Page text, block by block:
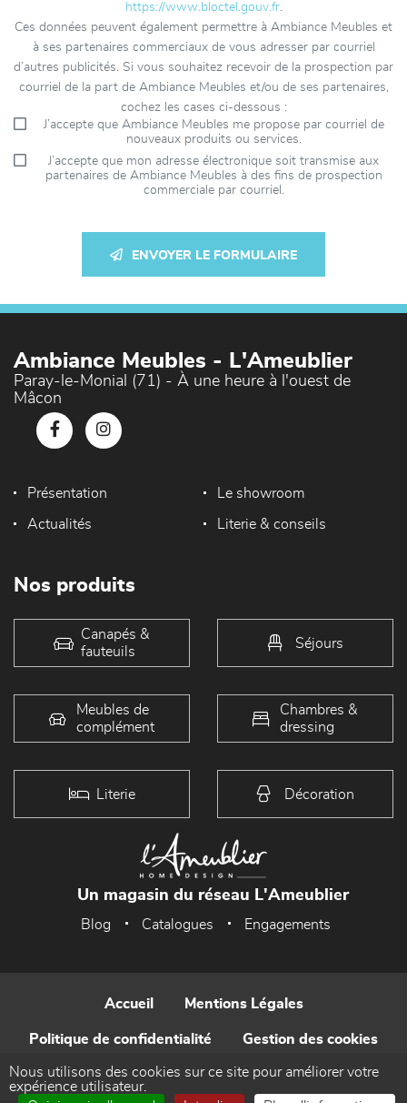
https://www.bloctel.gouv.fr.
Ces données peuvent également permettre à Ambiance Meubles et
à ses partenaires commerciaux de vous adresser par courriel
d’autres publicités. Si vous souhaitez recevoir de la prospection par
courriel de la part de Ambiance Meubles et/ou de ses partenaires,
cochez les cases ci-dessous :
J’accepte que Ambiance Meubles me propose par courriel de
nouveaux produits ou services.
J’accepte que mon adresse électronique soit transmise aux
partenaires de Ambiance Meubles à des fins de prospection
commerciale par courriel.
ENVOYER LE FORMULAIRE
Ambiance Meubles - L'Ameublier
Paray-le-Monial (71) - À une heure à l'ouest de
Mâcon
Présentation Le showroom
Actualités Literie & conseils
Nos produits
Canapés &
fauteuils
Séjours
Meubles de
complément
Chambres &
dressing
Literie Décoration
Un magasin du réseau L'Ameublier
Blog Catalogues Engagements
Accueil Mentions Légales
Politique de confidentialité Gestion des cookies
Contact
Nous utilisons des cookies sur ce site pour améliorer votre
expérience utilisateur.